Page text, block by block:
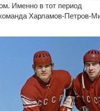
Именно в тот период
Харламов-Петров-